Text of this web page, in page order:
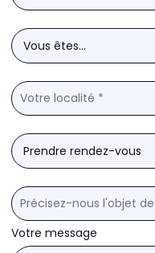
Votre message